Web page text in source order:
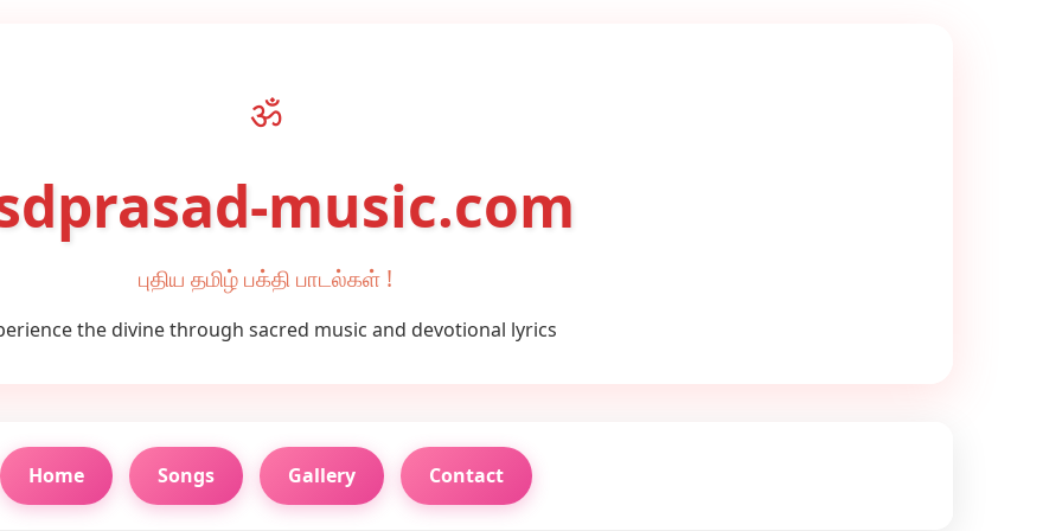
ॐ
music.com
புதிய தமிழ் பக்தி பாடல்கள் !
the divine through sacred music and devotional lyrics
Home Songs Gallery Contact